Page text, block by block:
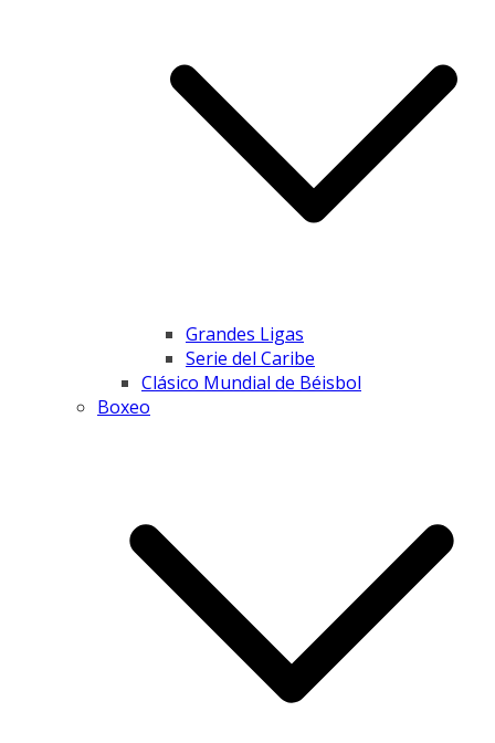
Grandes Ligas
Serie del Caribe
Clásico Mundial de Béisbol
Boxeo